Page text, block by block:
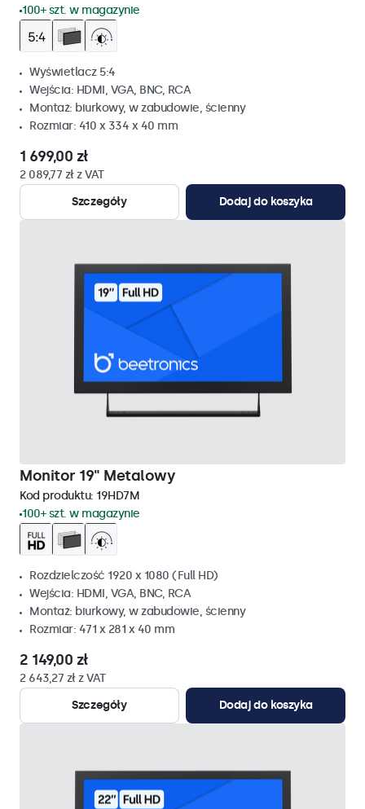
100+ szt. w magazynie
Wyświetlacz 5:4
Wejścia: HDMI, VGA, BNC, RCA
Montaż: biurkowy, w zabudowie, ścienny
Rozmiar: 410 x 334 x 40 mm
1 699,00 zł
2 089,77 zł z VAT
Szczegóły
Dodaj do koszyka
Monitor 19" Metalowy
Kod produktu: 19HD7M
100+ szt. w magazynie
Rozdzielczość 1920 x 1080 (Full HD)
Wejścia: HDMI, VGA, BNC, RCA
Montaż: biurkowy, w zabudowie, ścienny
Rozmiar: 471 x 281 x 40 mm
2 149,00 zł
2 643,27 zł z VAT
Szczegóły
Dodaj do koszyka